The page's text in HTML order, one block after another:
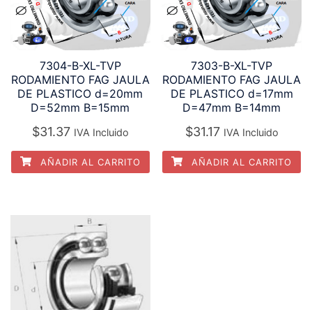
7304-B-XL-TVP
RODAMIENTO FAG JAULA
DE PLASTICO d=20mm
D=52mm B=15mm
$31.37 IVA Incluido
AÑADIR AL CARRITO
7303-B-XL-TVP
RODAMIENTO FAG JAULA
DE PLASTICO d=17mm
D=47mm B=14mm
$31.17 IVA Incluido
AÑADIR AL CARRITO